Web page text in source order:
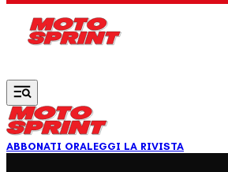
ABBONATI ORALEGGI LA RIVISTA